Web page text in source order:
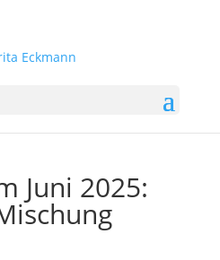
Juni 2025: